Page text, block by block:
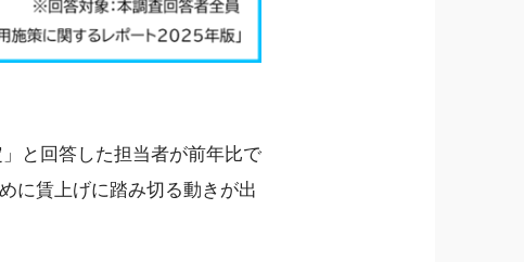
と回答した担当者が前年比で
に賃上げに踏み切る動きが出